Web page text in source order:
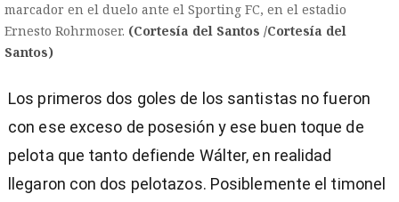
marcador en el duelo ante el Sporting FC, en el estadio
Ernesto Rohrmoser. (Cortesía del Santos /Cortesía del
Santos)
Los primeros dos goles de los santistas no fueron
con ese exceso de posesión y ese buen toque de
pelota que tanto defiende Wálter, en realidad
llegaron con dos pelotazos. Posiblemente el timonel